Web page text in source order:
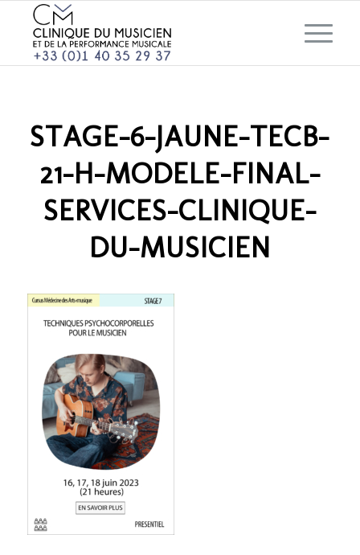
STAGE-6-JAUNE-TECB-
21-H-MODELE-FINAL-
SERVICES-CLINIQUE-
DU-MUSICIEN